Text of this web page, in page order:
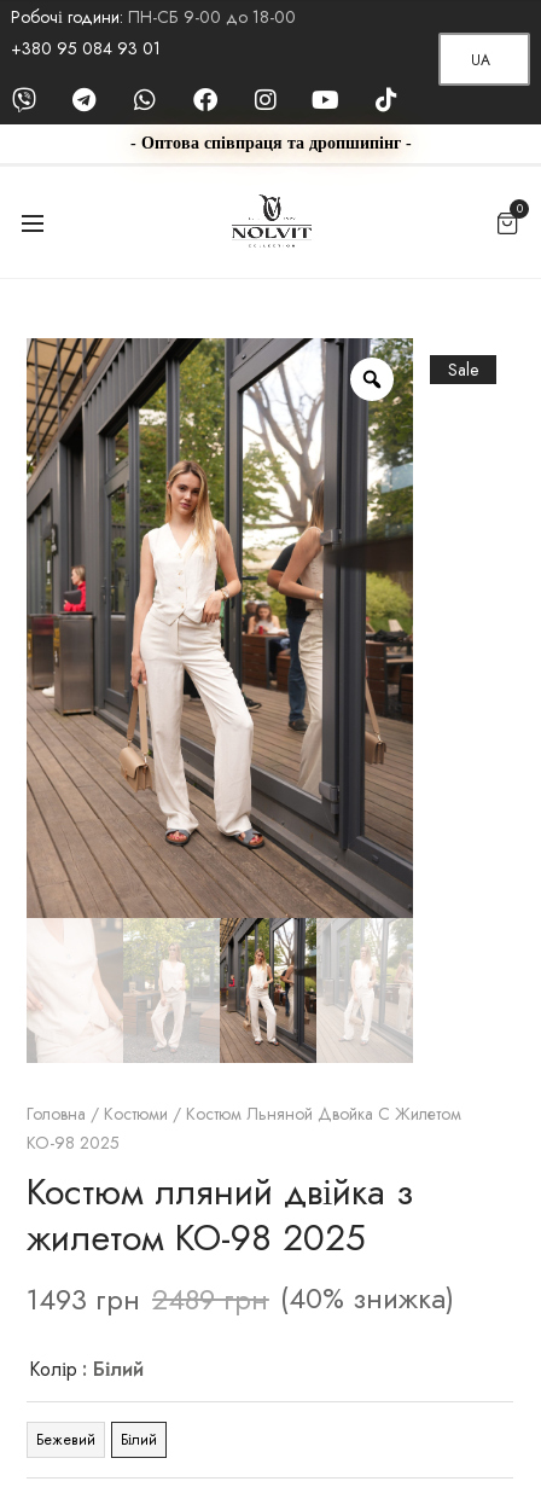
Робочі години: ПН-СБ 9-00 до 18-00
UA
+380 95 084 93 01
- Оптова співпраця та дропшипінг -
0
Sale
Головна / Костюми / Костюм Льняной Двойка С Жилетом
КО-98 2025
Костюм лляний двійка з
жилетом КО-98 2025
1493 грн 2489грн (40% знижка)
Колір : Білий
Бежевий Білий